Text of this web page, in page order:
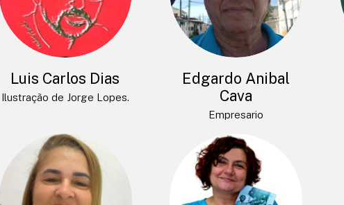
Luis Carlos Dias
Ilustração de Jorge Lopes.
Edgardo Anibal
Cava
Empresario